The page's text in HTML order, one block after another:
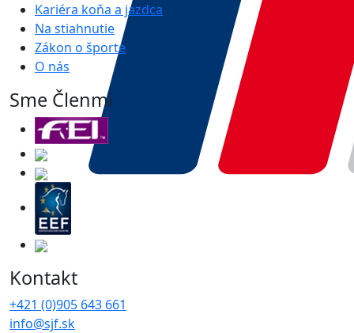
Kariéra koňa a jazdca
Na stiahnutie
Zákon o športe
O nás
Sme Členmi
Kontakt
+421 (0)905 643 661
info@sjf.sk